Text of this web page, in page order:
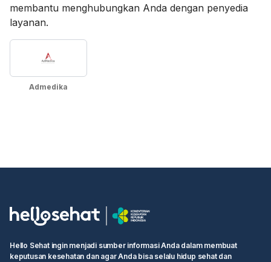
membantu menghubungkan Anda dengan penyedia
layanan.
Admedika
Hello Sehat ingin menjadi sumber informasi Anda dalam membuat
keputusan kesehatan dan agar Anda bisa selalu hidup sehat dan